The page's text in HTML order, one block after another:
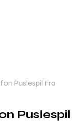
Puslespil Fra
Puslespil